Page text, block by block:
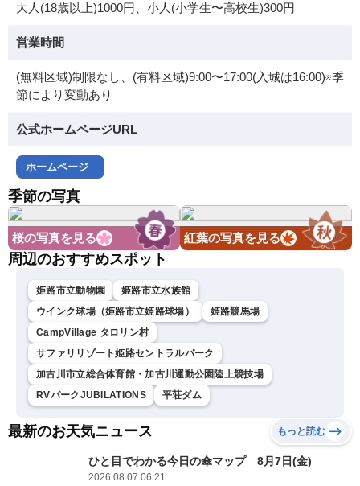
大人(18歳以上)1000円、小人(小学生〜高校生)300円
営業時間
(無料区域)制限なし、(有料区域)9:00〜17:00(入城は16:00)※季
節により変動あり
公式ホームページURL
ホームページ
季節の写真
桜の写真を見る 紅葉の写真を見る
周辺のおすすめスポット
姫路市立動物園
姫路市立水族館
ウインク球場（姫路市立姫路球場）
姫路競馬場
CampVillage タロリン村
サファリリゾート姫路セントラルパーク
加古川市立総合体育館・加古川運動公園陸上競技場
RVパークJUBILATIONS
平荘ダム
最新のお天気ニュース もっと読む
ひと目でわかる今日の傘マップ 8月7日(金)
2026.08.07 06:21